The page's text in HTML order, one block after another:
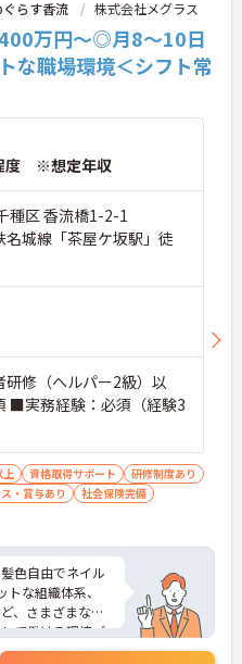
ント等、さらに
相談ください！
らす香流 株式会社メグラス
400万円～◎月8～10日
な職場環境＜シフト常
度 ※想定年収
種区 香流橋1-2-1
城線「茶屋ケ坂駅」徒
修（ヘルパー2級）以
■実務経験：必須（経験3
上 資格取得サポート
研修制度あり
・賞与あり
社会保険完備
色自由でネイル
な組織体系、
、さまざまな制
て働ける環境づ